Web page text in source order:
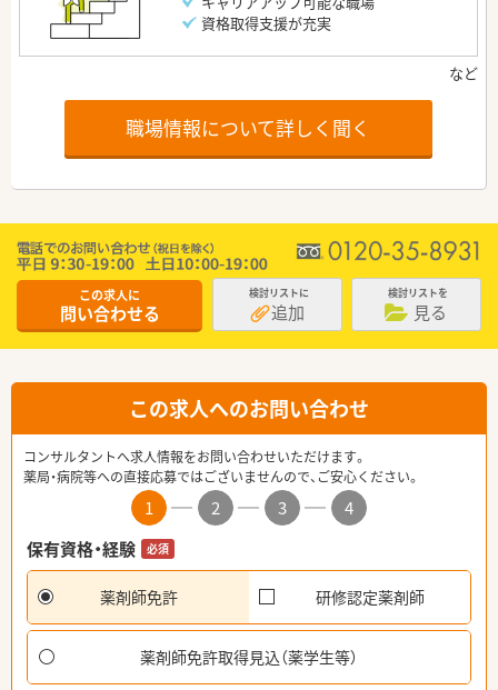
資格取得支援が充実
職場情報について詳しく聞く
この求人に
問い合わせる
検討リストに
追加
検討リストを
見る
この求人へのお問い合わせ
コンサルタントへ求人情報をお問い合わせいただけます。
薬局・病院等への直接応募ではございませんので、ご安心ください。
1 2 3
4
保有資格・経験
必須
薬剤師免許 研修認定薬剤師
薬剤師免許取得見込（薬学生等）